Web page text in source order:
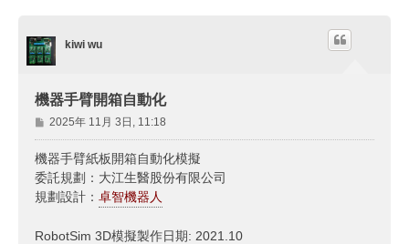
kiwi wu
機器手臂開箱自動化
文
章
2025年 11月 3日, 11:18
機器手臂紙板開箱自動化模擬
委託規劃：大江生醫股份有限公司
規劃設計： 卓智機器人
RobotSim 3D模擬製作日期: 2021.10